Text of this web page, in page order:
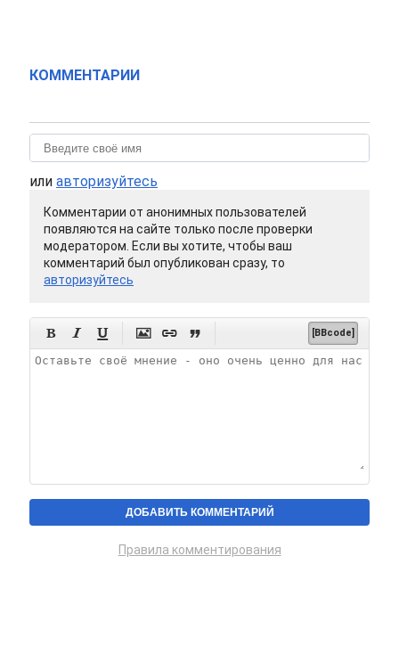
КОММЕНТАРИИ
или авторизуйтесь
Комментарии от анонимных пользователей
появляются на сайте только после проверки
модератором. Если вы хотите, чтобы ваш
комментарий был опубликован сразу, то
авторизуйтесь
      [BBcode]
Правила комментирования